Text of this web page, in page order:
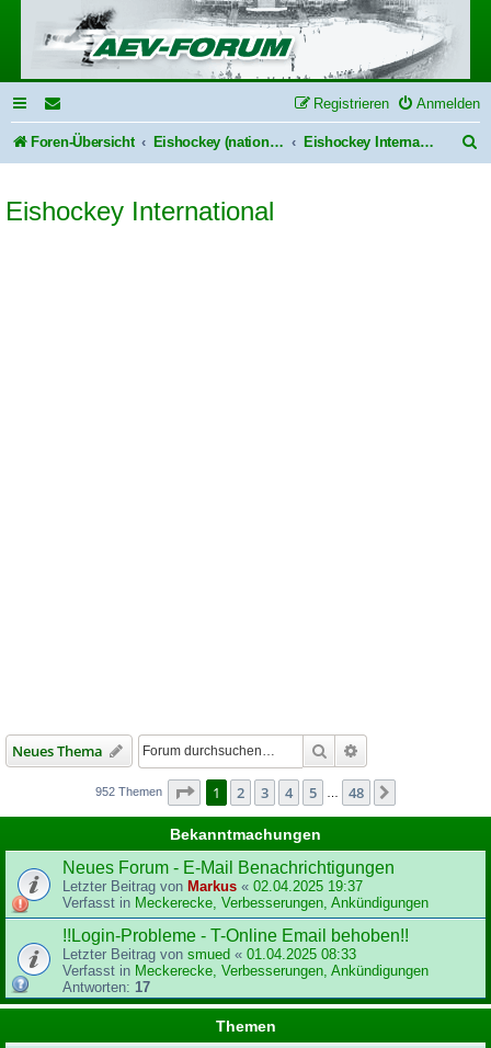
Anmelden
Registrieren
Foren-Übersicht Eishockey (national & international) Eishockey International
Eishockey International
Neues Thema Suche
952 Themen Seite 1von 48
1 2 3 4 5 48
Bekanntmachungen
Neues Forum - E-Mail Benachrichtigungen
Letzter Beitrag von Markus « 02.04.2025 19:37
Verfasst in Meckerecke, Verbesserungen, Ankündigungen
!!Login-Probleme - T-Online Email behoben!!
Letzter Beitrag von smued « 01.04.2025 08:33
Verfasst in Meckerecke, Verbesserungen, Ankündigungen
Antworten: 17
Themen